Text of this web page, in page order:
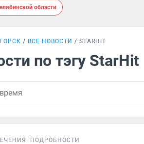
области
ВСЕ НОВОСТИ STARHIT
по тэгу StarHit
ПОДРОБНОСТИ